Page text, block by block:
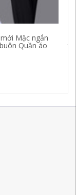
Mặc ngắn
Quần áo